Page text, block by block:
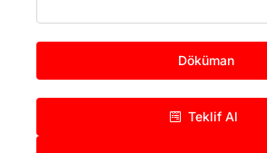
Döküman
Teklif Al